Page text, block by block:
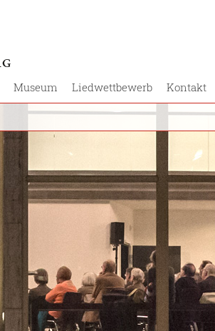
Museum Liedwettbewerb Kontakt